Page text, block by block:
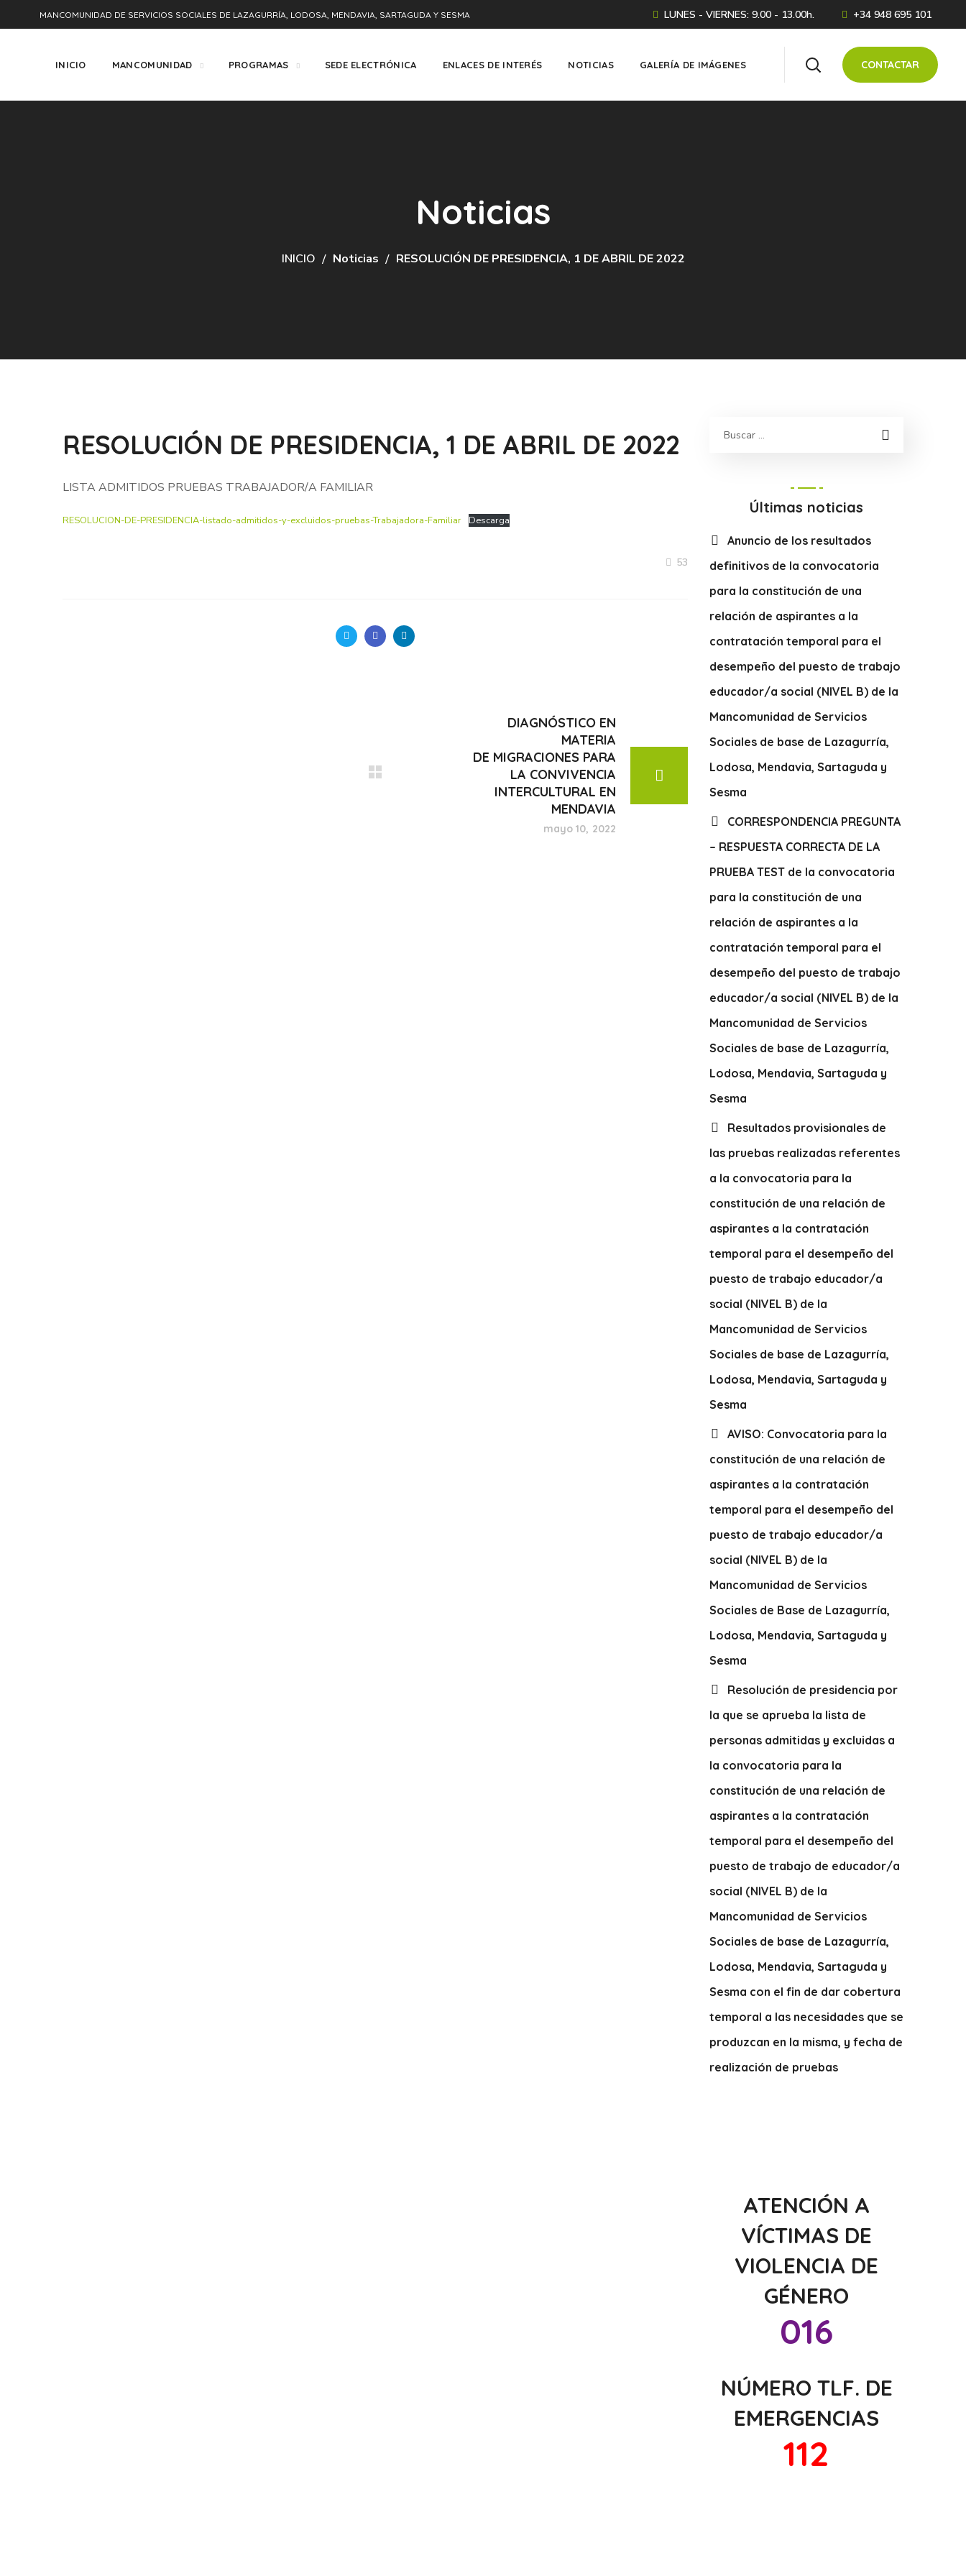
MANCOMUNIDAD DE SERVICIOS SOCIALES DE LAZAGURRÍA, LODOSA, MENDAVIA, SARTAGUDA Y SESMA LUNES - VIERNES: 9.00 - 13.00h. +34 948 695 101
INICIO MANCOMUNIDAD PROGRAMAS SEDE ELECTRÓNICA ENLACES DE INTERÉS NOTICIAS GALERÍA DE IMÁGENES CONTACTAR
Noticias
INICIO Noticias RESOLUCIÓN DE PRESIDENCIA, 1 DE ABRIL DE 2022
RESOLUCIÓN DE PRESIDENCIA, 1 DE ABRIL DE 2022
LISTA ADMITIDOS PRUEBAS TRABAJADOR/A FAMILIAR
RESOLUCION-DE-PRESIDENCIA-listado-admitidos-y-excluidos-pruebas-Trabajadora-Familiar Descarga
53
DIAGNÓSTICO EN
MATERIA
DE MIGRACIONES PARA
LA CONVIVENCIA
INTERCULTURAL EN
MENDAVIA
mayo 10, 2022
Últimas noticias
Anuncio de los resultados
definitivos de la convocatoria
para la constitución de una
relación de aspirantes a la
contratación temporal para el
desempeño del puesto de trabajo
educador/a social (NIVEL B) de la
Mancomunidad de Servicios
Sociales de base de Lazagurría,
Lodosa, Mendavia, Sartaguda y
Sesma
CORRESPONDENCIA PREGUNTA
– RESPUESTA CORRECTA DE LA
PRUEBA TEST de la convocatoria
para la constitución de una
relación de aspirantes a la
contratación temporal para el
desempeño del puesto de trabajo
educador/a social (NIVEL B) de la
Mancomunidad de Servicios
Sociales de base de Lazagurría,
Lodosa, Mendavia, Sartaguda y
Sesma
Resultados provisionales de
las pruebas realizadas referentes
a la convocatoria para la
constitución de una relación de
aspirantes a la contratación
temporal para el desempeño del
puesto de trabajo educador/a
social (NIVEL B) de la
Mancomunidad de Servicios
Sociales de base de Lazagurría,
Lodosa, Mendavia, Sartaguda y
Sesma
AVISO: Convocatoria para la
constitución de una relación de
aspirantes a la contratación
temporal para el desempeño del
puesto de trabajo educador/a
social (NIVEL B) de la
Mancomunidad de Servicios
Sociales de Base de Lazagurría,
Lodosa, Mendavia, Sartaguda y
Sesma
Resolución de presidencia por
la que se aprueba la lista de
personas admitidas y excluidas a
la convocatoria para la
constitución de una relación de
aspirantes a la contratación
temporal para el desempeño del
puesto de trabajo de educador/a
social (NIVEL B) de la
Mancomunidad de Servicios
Sociales de base de Lazagurría,
Lodosa, Mendavia, Sartaguda y
Sesma con el fin de dar cobertura
temporal a las necesidades que se
produzcan en la misma, y fecha de
realización de pruebas
ATENCIÓN A
VÍCTIMAS DE
VIOLENCIA DE
GÉNERO
016
NÚMERO TLF. DE
EMERGENCIAS
112